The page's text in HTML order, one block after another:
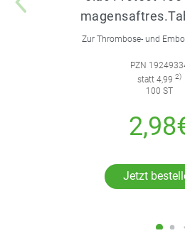
Zur Thrombose- und
PZN
statt 4,99 2)
100 ST
Jetzt